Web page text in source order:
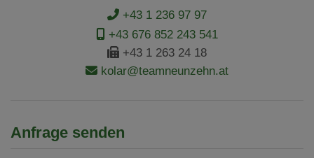
+43 1 236 97 97
+43 676 852 243 541
+43 1 263 24 18
kolar@teamneunzehn.at
Anfrage senden